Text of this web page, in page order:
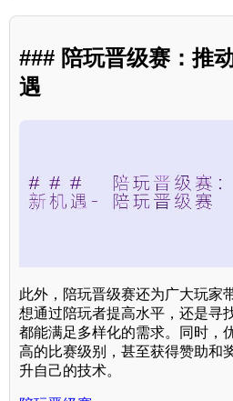
### 陪玩晋级赛：推
遇
此外，陪玩晋级赛还为广大玩家
想通过陪玩者提高水平，还是寻
都能满足多样化的需求。同时，
高的比赛级别，甚至获得赞助和
升自己的技术。